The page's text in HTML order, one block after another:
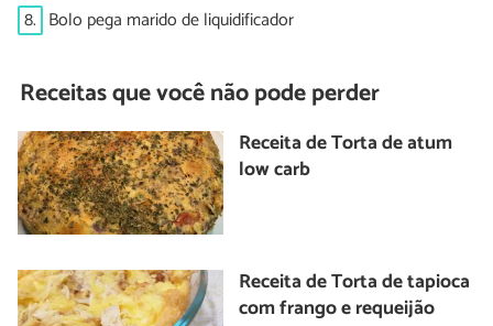
8. Bolo pega marido de liquidificador
Receitas que você não pode perder
Receita de Torta de atum
low carb
Receita de Torta de tapioca
com frango e requeijão